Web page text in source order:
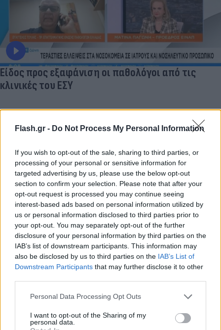
Flash.gr - Do Not Process My Personal Information
If you wish to opt-out of the sale, sharing to third parties, or
processing of your personal or sensitive information for
targeted advertising by us, please use the below opt-out
section to confirm your selection. Please note that after your
opt-out request is processed you may continue seeing
interest-based ads based on personal information utilized by
us or personal information disclosed to third parties prior to
your opt-out. You may separately opt-out of the further
disclosure of your personal information by third parties on the
IAB’s list of downstream participants. This information may
also be disclosed by us to third parties on the IAB’s List of
Downstream Participants that may further disclose it to other
Please note that this website/app uses one or more Google
not limited to your visit or usage behaviour. You may click to
grant or deny consent to Google and its third-party tags to
Personal Data Processing Opt Outs
I want to opt-out of the Sharing of my
personal data.
Είδος προς εξαφάνιση οι παθολόγοι από τις
κλινικές του ΕΣΥ
Lifestyle Videos